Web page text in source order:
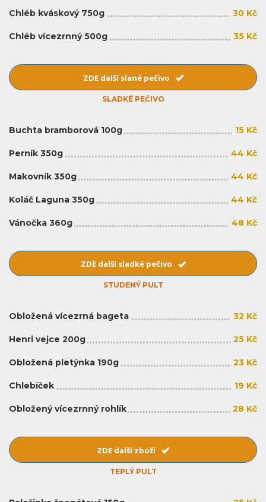
Chléb kváskový 750g 30 Kč
Chléb vícezrnný 500g 35 Kč
ZDE další slané pečivo
SLADKÉ PEČIVO
Buchta bramborová 100g 15 Kč
Perník 350g 44 Kč
Makovník 350g 44 Kč
Koláč Laguna 350g 44 Kč
Vánočka 360g 48 Kč
ZDE další sladké pečivo
STUDENÝ PULT
Obložená vícezrná bageta 32 Kč
Henri vejce 200g 25 Kč
Obložená pletýnka 190g 23 Kč
Chlebíček 19 Kč
Obložený vícezrnný rohlík 28 Kč
ZDE další zboží
TEPLÝ PULT